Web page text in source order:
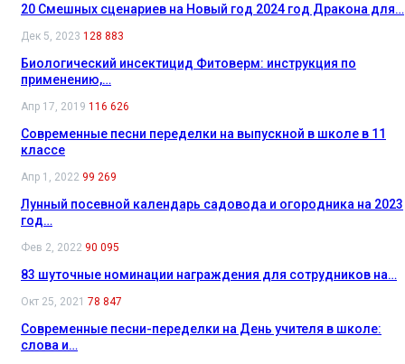
20 Смешных сценариев на Новый год 2024 год Дракона для…
Дек 5, 2023 128 883
Биологический инсектицид Фитоверм: инструкция по
применению,…
Апр 17, 2019 116 626
Современные песни переделки на выпускной в школе в 11
классе
Апр 1, 2022 99 269
Лунный посевной календарь садовода и огородника на 2023
год…
Фев 2, 2022 90 095
83 шуточные номинации награждения для сотрудников на…
Окт 25, 2021 78 847
Современные песни-переделки на День учителя в школе:
слова и…